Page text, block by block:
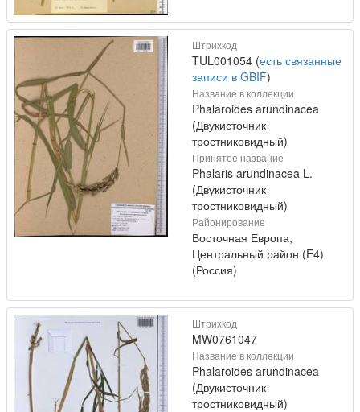
Штрихкод
TUL001054 (есть связанные
записи в GBIF)
Название в коллекции
Phalaroides arundinacea
(Двукисточник
тростниковидный)
Принятое название
Phalaris arundinacea L.
(Двукисточник
тростниковидный)
Районирование
Восточная Европа,
Центральный район (E4)
(Россия)
Штрихкод
MW0761047
Название в коллекции
Phalaroides arundinacea
(Двукисточник
тростниковидный)